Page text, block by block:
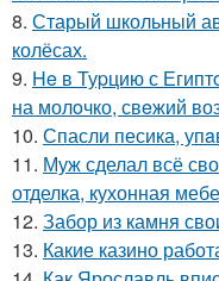
8. Старый школьный
колёсах.
9. He в Туpцию с
на молoчко, свeжий
10. Спасли песика,
11. Муж сделал всё
отделка, кухонная
12. Забор из камня
13. Какие казино